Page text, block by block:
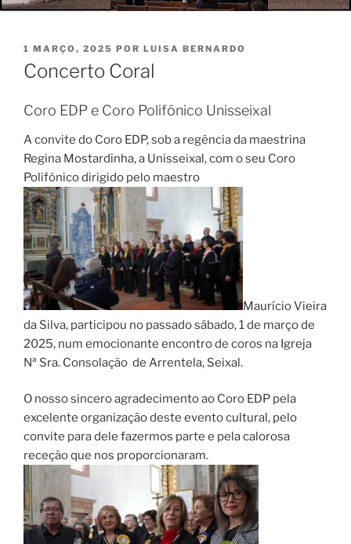
PUBLICADO
EM
1 MARÇO, 2025 POR LUISA BERNARDO
Concerto Coral
Coro EDP e Coro Polifónico Unisseixal
A convite do Coro EDP, sob a regência da maestrina
Regina Mostardinha, a Unisseixal, com o seu Coro
Polifónico dirigido pelo maestro
Maurício Vieira
da Silva, participou no passado sábado, 1 de março de
2025, num emocionante encontro de coros na Igreja
Nª Sra. Consolação de Arrentela, Seixal.
O nosso sincero agradecimento ao Coro EDP pela
excelente organização deste evento cultural, pelo
convite para dele fazermos parte e pela calorosa
receção que nos proporcionaram.